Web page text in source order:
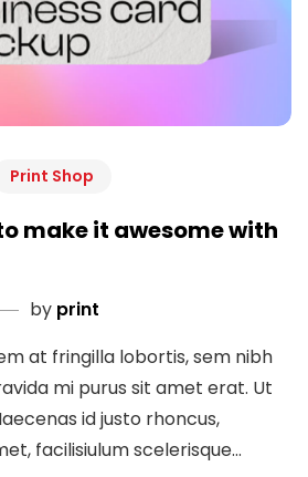
Print Shop
make it awesome with
by print
at fringilla lobortis, sem nibh
mi purus sit amet erat. Ut
id justo rhoncus,
facilisiulum scelerisque...